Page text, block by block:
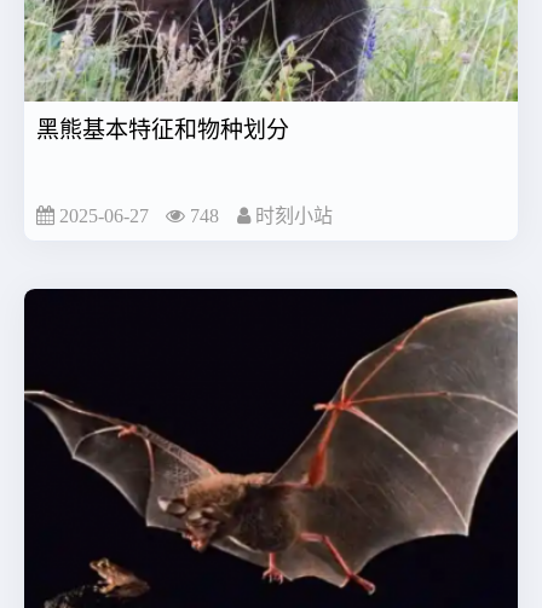
黑熊基本特征和物种划分
2025-06-27 748 时刻小站